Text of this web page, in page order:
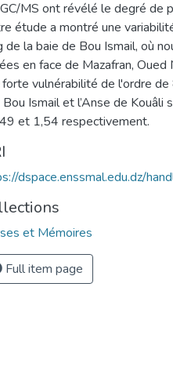
MS ont révélé le degré de
étude a montré une
de la baie de Bou Ismail, où
en face de Mazafran,
forte vulnérabilité de l'ordre
Ismail et l’Anse de Kouâli
et 1,54 respectivement.
dspace.enssmal.edu.dz/
et Mémoires
Full item page